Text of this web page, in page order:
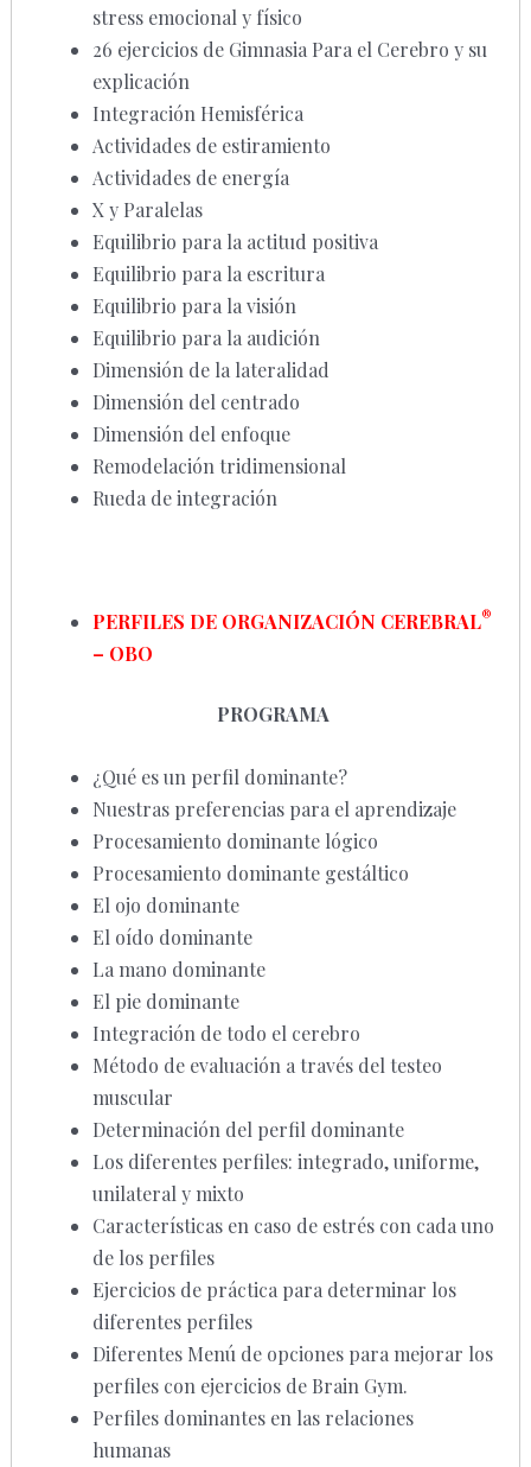
stress emocional y físico
26 ejercicios de Gimnasia Para el Cerebro y su
explicación
Integración Hemisférica
Actividades de estiramiento
Actividades de energía
X y Paralelas
Equilibrio para la actitud positiva
Equilibrio para la escritura
Equilibrio para la visión
Equilibrio para la audición
Dimensión de la lateralidad
Dimensión del centrado
Dimensión del enfoque
Remodelación tridimensional
Rueda de integración
PERFILES DE ORGANIZACIÓN CEREBRAL®
– OBO
PROGRAMA
¿Qué es un perfil dominante?
Nuestras preferencias para el aprendizaje
Procesamiento dominante lógico
Procesamiento dominante gestáltico
El ojo dominante
El oído dominante
La mano dominante
El pie dominante
Integración de todo el cerebro
Método de evaluación a través del testeo
muscular
Determinación del perfil dominante
Los diferentes perfiles: integrado, uniforme,
unilateral y mixto
Características en caso de estrés con cada uno
de los perfiles
Ejercicios de práctica para determinar los
diferentes perfiles
Diferentes Menú de opciones para mejorar los
perfiles con ejercicios de Brain Gym.
Perfiles dominantes en las relaciones
humanas